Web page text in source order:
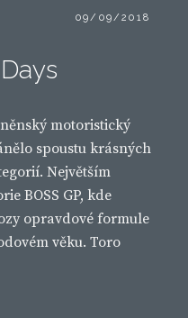
POSTED
09/09/2018
motoristický
spoustu krásných
Největším
BOSS GP, kde
opravdové formule
věku. Toro